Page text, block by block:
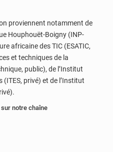
proviennent notamment de
Houphouët-Boigny (INP-
africaine des TIC (ESATIC,
et techniques de la
public), de l’Institut
privé) et de l’Institut
notre chaîne